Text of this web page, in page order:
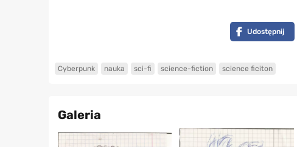
Udostępnij
Cyberpunk nauka sci-fi science-fiction science ficiton
Galeria